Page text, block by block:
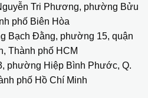
Tri Phương, phường Bửu
phố Biên Hòa
Bạch Đằng, phường 15, quận
Thành phố HCM
phường Hiệp Bình Phước, Q.
phố Hồ Chí Minh